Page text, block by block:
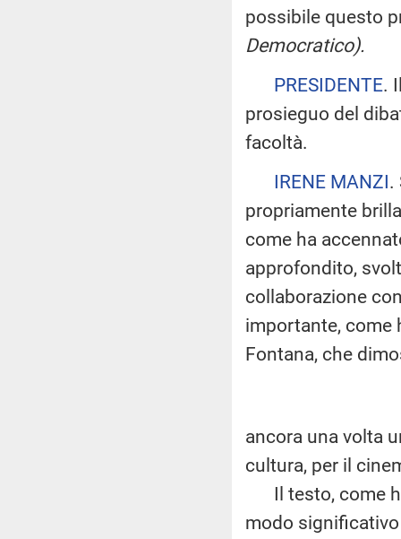
possibile questo
Democratico).
PRESIDENTE.
prosieguo del
facoltà.
IRENE MANZI.
propriamente
come ha
approfondito,
collaborazione
importante, come
Fontana, che
ancora una volta
cultura, per il
Il testo, come
modo